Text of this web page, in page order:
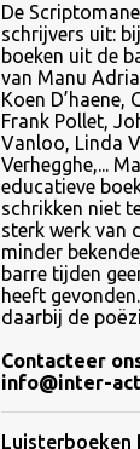
De
schrijvers uit:
boeken uit de
van Manu
Koen D’haene,
Frank Pollet,
Vanloo, Linda
Verhegghe,...
educatieve
schrikken niet
sterk werk van
minder
barre tijden
heeft
daarbij de
Contacteer
info@inter-
Luisterboeken